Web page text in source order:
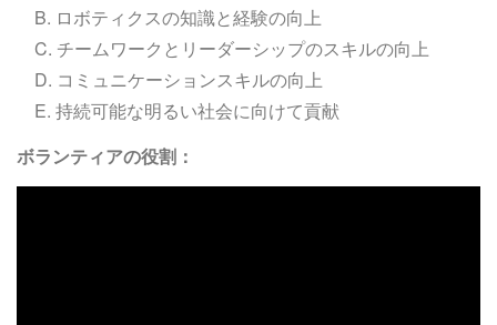
B. ロボティクスの知識と経験の向上
C. チームワークとリーダーシップのスキルの向上
D. コミュニケーションスキルの向上
E. 持続可能な明るい社会に向けて貢献
ボランティアの役割：